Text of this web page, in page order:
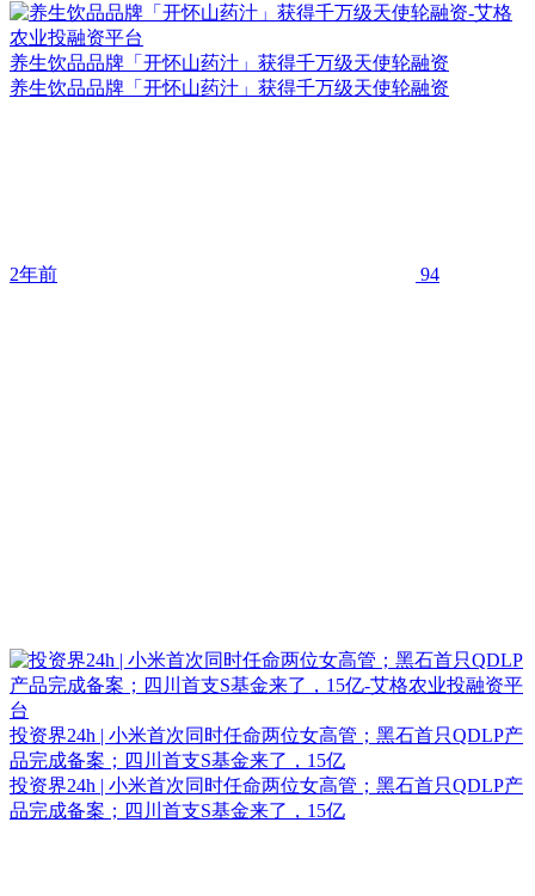
养生饮品品牌「开怀山药汁」获得千万级天使轮融资
养生饮品品牌「开怀山药汁」获得千万级天使轮融资
2年前 94
投资界24h | 小米首次同时任命两位女高管；黑石首只QDLP产
品完成备案；四川首支S基金来了，15亿
投资界24h | 小米首次同时任命两位女高管；黑石首只QDLP产
品完成备案；四川首支S基金来了，15亿